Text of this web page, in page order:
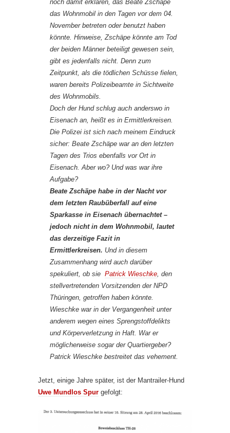
noch damit erklären, das Beate Zschäpe
das Wohnmobil in den Tagen vor dem 04.
November betreten oder benutzt haben
könnte. Hinweise, Zschäpe könnte am Tod
der beiden Männer beteiligt gewesen sein,
gibt es jedenfalls nicht. Denn zum
Zeitpunkt, als die tödlichen Schüsse fielen,
waren bereits Polizeibeamte in Sichtweite
des Wohnmobils.
Doch der Hund schlug auch anderswo in
Eisenach an, heißt es in Ermittlerkreisen.
Die Polizei ist sich nach meinem Eindruck
sicher: Beate Zschäpe war an den letzten
Tagen des Trios ebenfalls vor Ort in
Eisenach. Aber wo? Und was war ihre
Aufgabe?
Beate Zschäpe habe in der Nacht vor
dem letzten Raubüberfall auf eine
Sparkasse in Eisenach übernachtet –
jedoch nicht in dem Wohnmobil, lautet
das derzeitige Fazit in
Ermittlerkreisen. Und in diesem
Zusammenhang wird auch darüber
spekuliert, ob sie Patrick Wieschke , den
stellvertretenden Vorsitzenden der NPD
Thüringen, getroffen haben könnte.
Wieschke war in der Vergangenheit unter
anderem wegen eines Sprengstoffdelikts
und Körperverletzung in Haft. War er
möglicherweise sogar der Quartiergeber?
Patrick Wieschke bestreitet das vehement.
Jetzt, einige Jahre später, ist der Mantrailer-Hund
Uwe Mundlos Spur gefolgt: